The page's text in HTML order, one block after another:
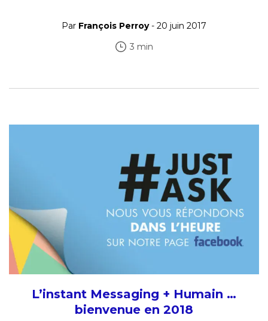
Par François Perroy- 20 juin 2017
3 min
L’instant Messaging + Humain …
bienvenue en 2018